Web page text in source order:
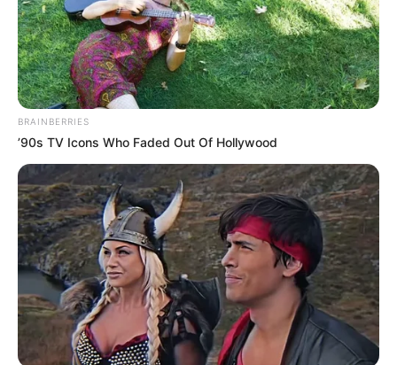
BRAINBERRIES
’90s TV Icons Who Faded Out Of Hollywood